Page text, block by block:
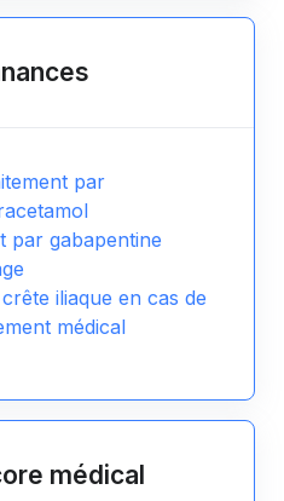
par
par gabapentine
iliaque en cas de
médical
médical